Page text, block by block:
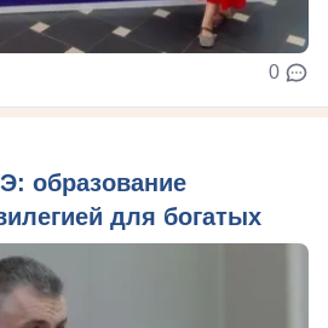
0
образование
для богатых